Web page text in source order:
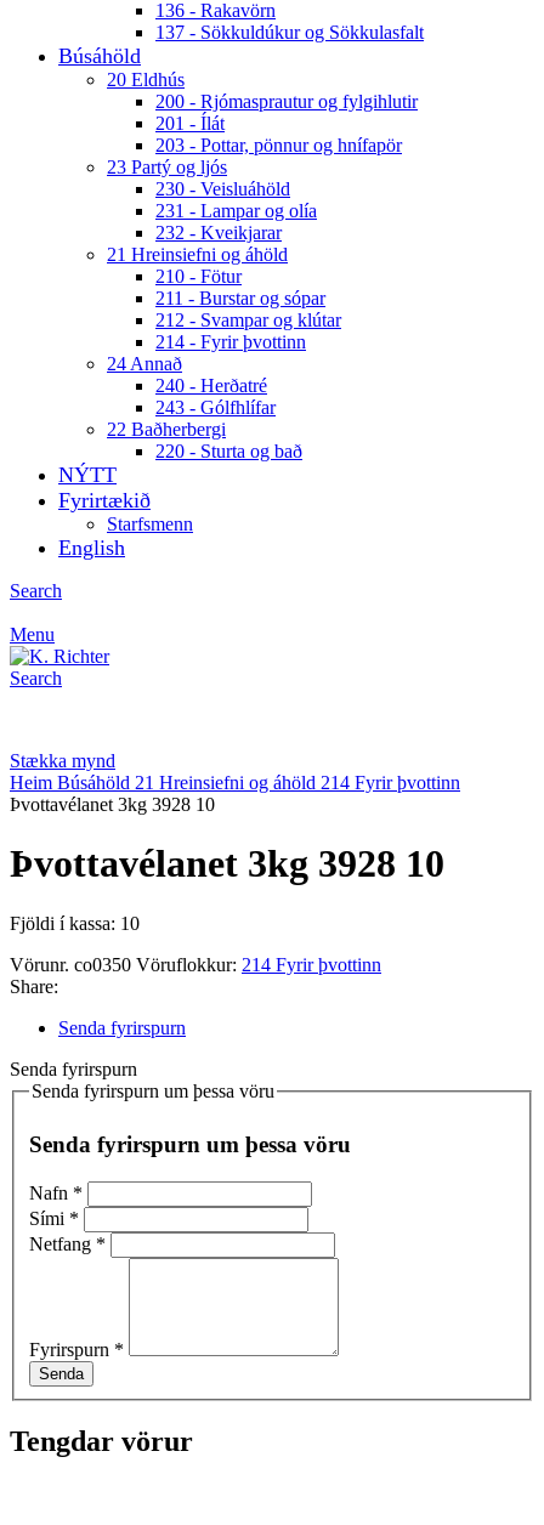
136 - Rakavörn
137 - Sökkuldúkur og Sökkulasfalt
Búsáhöld
20 Eldhús
200 - Rjómasprautur og fylgihlutir
201 - Ílát
203 - Pottar, pönnur og hnífapör
23 Partý og ljós
230 - Veisluáhöld
231 - Lampar og olía
232 - Kveikjarar
21 Hreinsiefni og áhöld
210 - Fötur
211 - Burstar og sópar
212 - Svampar og klútar
214 - Fyrir þvottinn
24 Annað
240 - Herðatré
243 - Gólfhlífar
22 Baðherbergi
220 - Sturta og bað
NÝTT
Fyrirtækið
Starfsmenn
English
Search
Menu
Search
Stækka mynd
Heim Búsáhöld 21 Hreinsiefni og áhöld 214 Fyrir þvottinn
Þvottavélanet 3kg 3928 10
Þvottavélanet 3kg 3928 10
Fjöldi í kassa: 10
Vörunr. co0350 Vöruflokkur: 214 Fyrir þvottinn
Share:
Senda fyrirspurn
Senda fyrirspurn
Senda fyrirspurn um þessa vöru
Senda fyrirspurn um þessa vöru
Nafn *
Sími *
Netfang *
Fyrirspurn *
Senda
Tengdar vörur